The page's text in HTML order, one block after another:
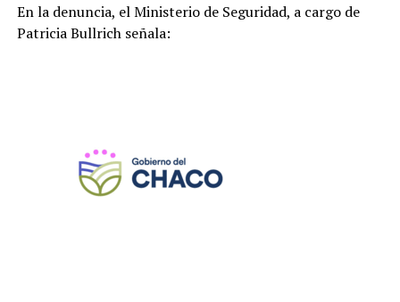
En la denuncia, el Ministerio de Seguridad, a cargo de
Patricia Bullrich señala: